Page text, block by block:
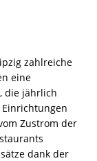
zahlreiche
eine
die jährlich
Zustrom der
dank der